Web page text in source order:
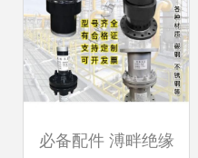
必备配件 溥畔绝缘